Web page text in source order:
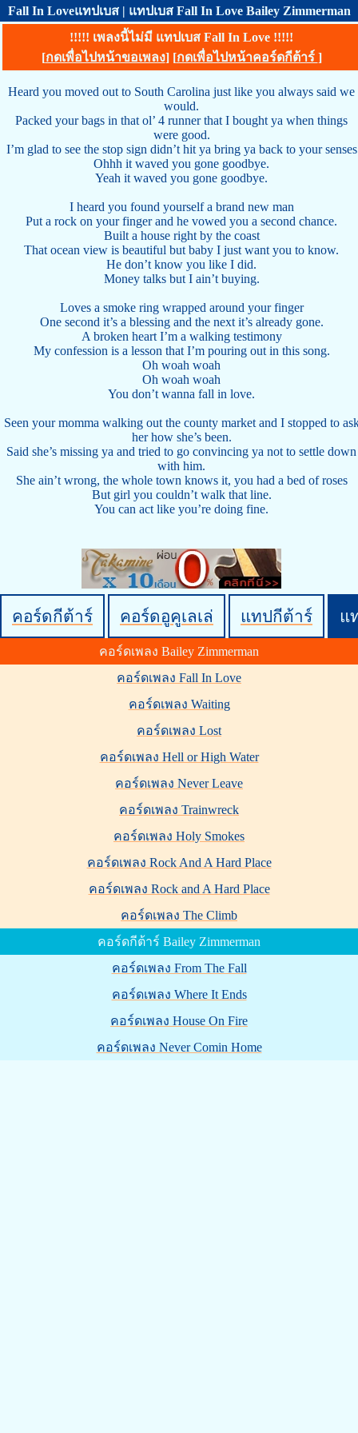
Fall In Loveแทปเบส | แทปเบส Fall In Love Bailey Zimmerman
!!!!! เพลงนี้ไม่มี แทปเบส Fall In Love !!!!!
[กดเพื่อไปหน้าขอเพลง] [กดเพื่อไปหน้าคอร์ดกีต้าร์ ]
Heard you moved out to South Carolina just like you always said we
would.
Packed your bags in that ol’ 4 runner that I bought ya when things
were good.
I’m glad to see the stop sign didn’t hit ya bring ya back to your senses
Ohhh it waved you gone goodbye.
Yeah it waved you gone goodbye.
I heard you found yourself a brand new man
Put a rock on your finger and he vowed you a second chance.
Built a house right by the coast
That ocean view is beautiful but baby I just want you to know.
He don’t know you like I did.
Money talks but I ain’t buying.
Loves a smoke ring wrapped around your finger
One second it’s a blessing and the next it’s already gone.
A broken heart I’m a walking testimony
My confession is a lesson that I’m pouring out in this song.
Oh woah woah
Oh woah woah
You don’t wanna fall in love.
Seen your momma walking out the county market and I stopped to
her how she’s been.
Said she’s missing ya and tried to go convincing ya not to settle down
with him.
She ain’t wrong, the whole town knows it, you had a bed of roses
But girl you couldn’t walk that line.
You can act like you’re doing fine.
คอร์ดกีต้าร์ คอร์ดอูคูเลเล่ แทปกีต้าร์ แ
คอร์ดเพลง Bailey Zimmerman
คอร์ดเพลง Fall In Love
คอร์ดเพลง Waiting
คอร์ดเพลง Lost
คอร์ดเพลง Hell or High Water
คอร์ดเพลง Never Leave
คอร์ดเพลง Trainwreck
คอร์ดเพลง Holy Smokes
คอร์ดเพลง Rock And A Hard Place
คอร์ดเพลง Rock and A Hard Place
คอร์ดเพลง The Climb
คอร์ดกีต้าร์ Bailey Zimmerman
คอร์ดเพลง From The Fall
คอร์ดเพลง Where It Ends
คอร์ดเพลง House On Fire
คอร์ดเพลง Never Comin Home